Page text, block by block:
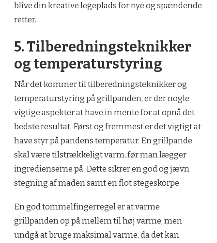
blive din kreative legeplads for nye og spændende
retter.
5. Tilberedningsteknikker
og temperaturstyring
Når det kommer til tilberedningsteknikker og
temperaturstyring på grillpanden, er der nogle
vigtige aspekter at have in mente for at opnå det
bedste resultat. Først og fremmest er det vigtigt at
have styr på pandens temperatur. En grillpande
skal være tilstrækkeligt varm, før man lægger
ingredienserne på. Dette sikrer en god og jævn
stegning af maden samt en flot stegeskorpe.
En god tommelfingerregel er at varme
grillpanden op på mellem til høj varme, men
undgå at bruge maksimal varme, da det kan